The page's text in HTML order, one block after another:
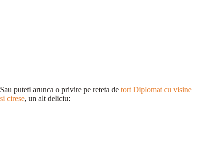
Sau puteti arunca o privire pe reteta de tort Diplomat cu visine
si cirese, un alt deliciu: